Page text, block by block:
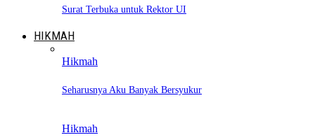
Surat Terbuka untuk Rektor UI
HIKMAH
Hikmah
Seharusnya Aku Banyak Bersyukur
Hikmah